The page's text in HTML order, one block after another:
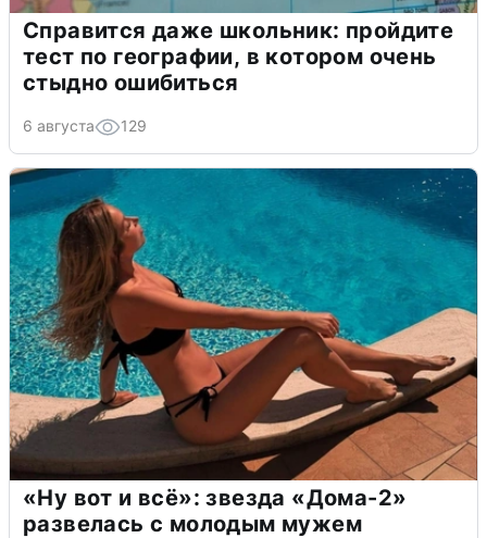
Справится даже школьник: пройдите
тест по географии, в котором очень
стыдно ошибиться
6 августа 129
«Ну вот и всё»: звезда «Дома-2»
развелась с молодым мужем